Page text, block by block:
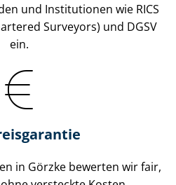
und Institutionen wie RICS
Surveyors) und DGSV
ein.
in Görzke bewerten wir fair,